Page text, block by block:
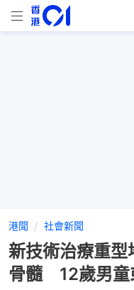
港聞 社會新聞
新技術治療重
骨髓 12歲男童